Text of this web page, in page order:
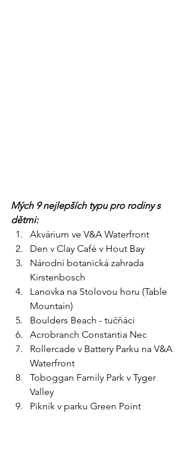
Mých 9 nejlepších typu pro rodiny s
dětmi:
Akvárium ve V&A Waterfront
Den v Clay Café v Hout Bay
Národní botanická zahrada
Kirstenbosch
Lanovka na Stolovou horu (Table
Mountain)
Boulders Beach - tučňáci
Acrobranch Constantia Nec
Rollercade v Battery Parku na V&A
Waterfront
Toboggan Family Park v Tyger
Valley
Piknik v parku Green Point